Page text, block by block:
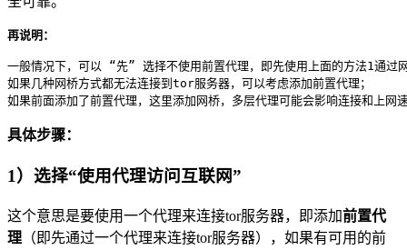
再说明：
一般情况下，可以 “先” 选择不使用前置代理，即先使用上面的方法1通过
如果几种网桥方式都无法连接到tor服务器，可以考虑添加前置代理；
具体步骤：
1）选择“使用代理访问互联网”
这个意思是要使用一个代理来连接tor服务器，即添加前置代
理 （即先通过一个代理来连接tor服务器），如果有可用的前